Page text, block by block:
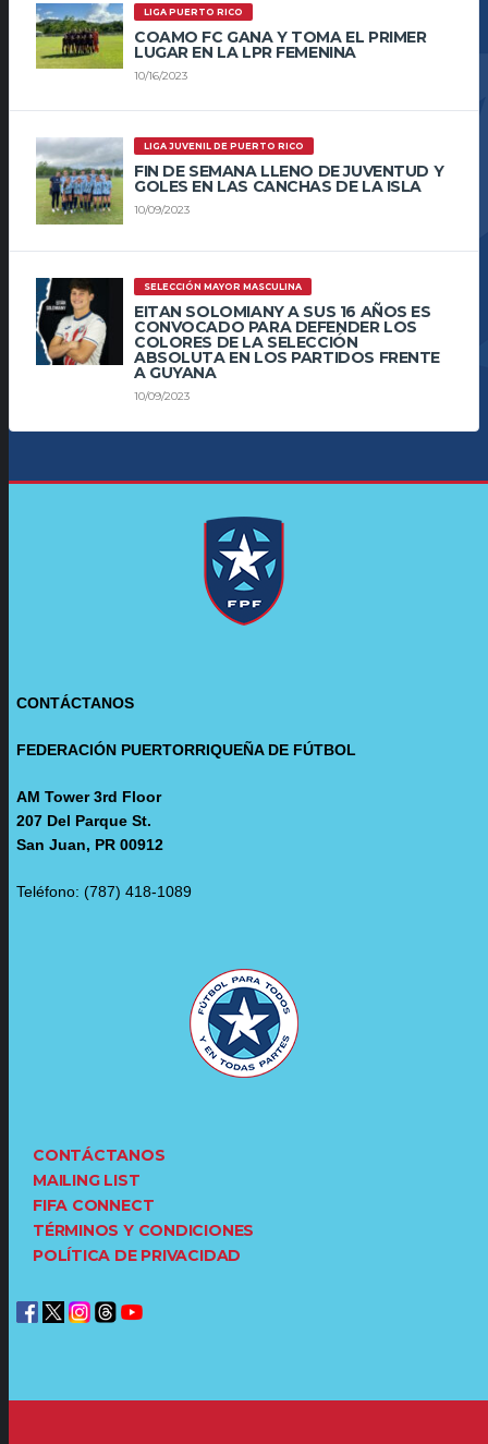
LIGA PUERTO RICO
COAMO FC GANA Y TOMA EL PRIMER
LUGAR EN LA LPR FEMENINA
10/16/2023
LIGA JUVENIL DE PUERTO RICO
FIN DE SEMANA LLENO DE JUVENTUD Y
GOLES EN LAS CANCHAS DE LA ISLA
10/09/2023
SELECCIÓN MAYOR MASCULINA
EITAN SOLOMIANY A SUS 16 AÑOS ES
CONVOCADO PARA DEFENDER LOS
COLORES DE LA SELECCIÓN
ABSOLUTA EN LOS PARTIDOS FRENTE
A GUYANA
10/09/2023
CONTÁCTANOS
FEDERACIÓN PUERTORRIQUEÑA DE FÚTBOL
AM Tower 3rd Floor
207 Del Parque St.
San Juan, PR 00912
Teléfono: (787) 418-1089
CONTÁCTANOS
MAILING LIST
FIFA CONNECT
TÉRMINOS Y CONDICIONES
POLÍTICA DE PRIVACIDAD